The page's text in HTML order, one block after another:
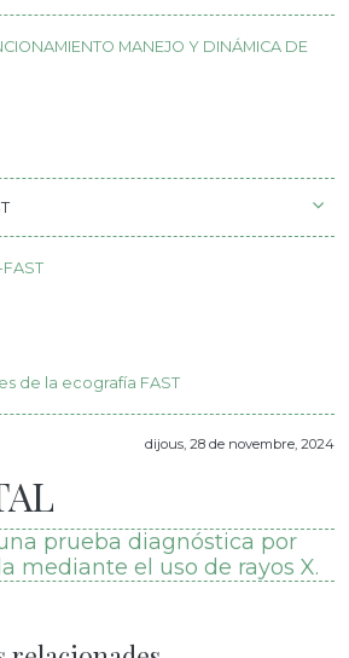
MANEJO Y DINÁMICA DE
FAST
de la ecografía FAST
dijous, 28 de novembre, 2024
prueba diagnóstica por
mediante el uso de rayos X.